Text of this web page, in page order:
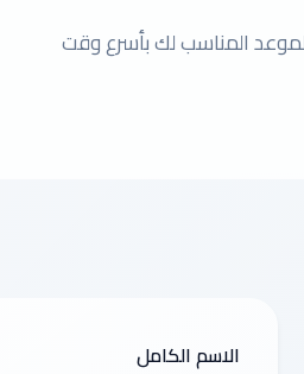
المناسب لك بأسرع وقت
الاسم الكامل